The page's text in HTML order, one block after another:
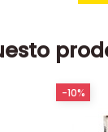
-10%